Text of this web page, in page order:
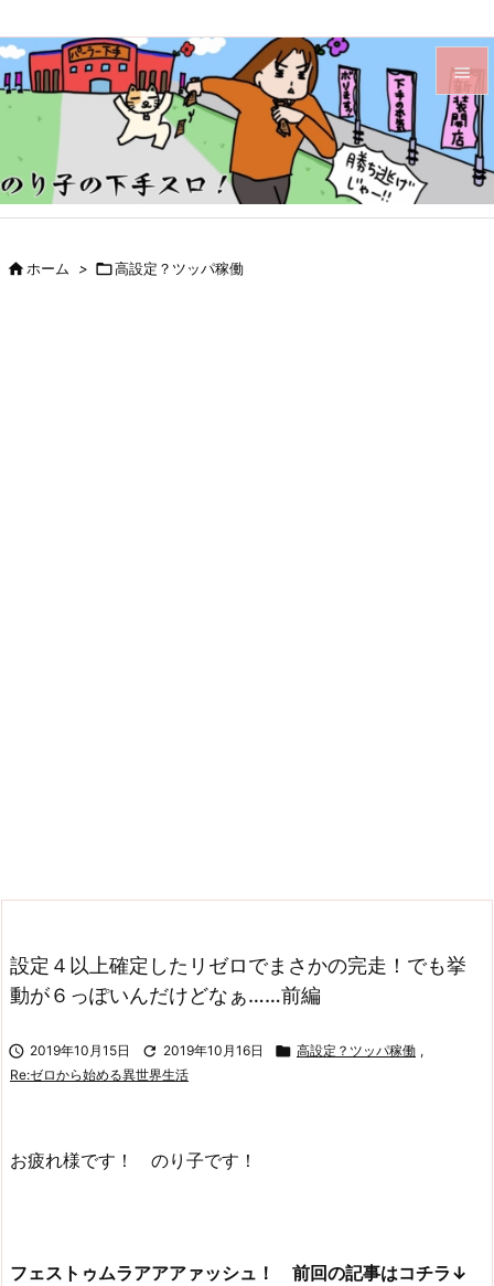


メニュ

サイド
ホーム > 高設定？ツッパ稼働
設定４以上確定したリゼロでまさかの完走！でも挙
動が６っぽいんだけどなぁ……前編
 2019年10月15日  2019年10月16日  高設定？ツッパ稼働 ,
Re:ゼロから始める異世界生活
お疲れ様です！ のり子です！
フェストゥムラアアアァッシュ！ 前回の記事はコチラ↓